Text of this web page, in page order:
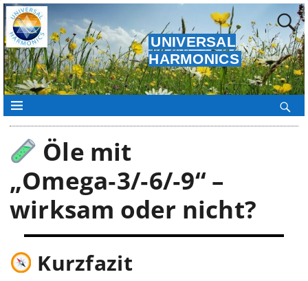
UNIVERSAL
HARMONICS
Öle mit
„Omega‑3/‑6/‑9“ –
wirksam oder nicht?
Kurzfazit